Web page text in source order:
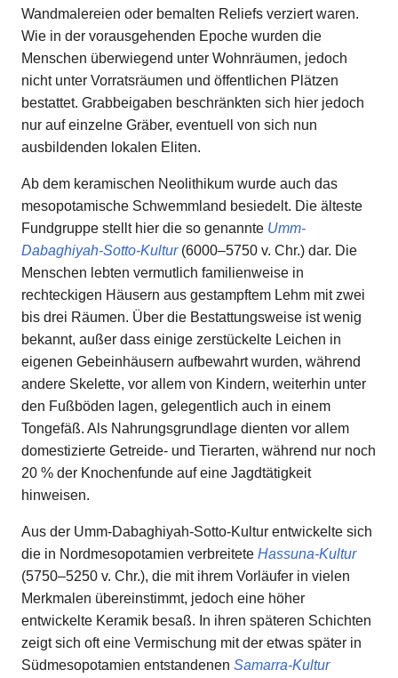
Wandmalereien oder bemalten Reliefs verziert waren.
Wie in der vorausgehenden Epoche wurden die
Menschen überwiegend unter Wohnräumen, jedoch
nicht unter Vorratsräumen und öffentlichen Plätzen
bestattet. Grabbeigaben beschränkten sich hier jedoch
nur auf einzelne Gräber, eventuell von sich nun
ausbildenden lokalen Eliten.
Ab dem keramischen Neolithikum wurde auch das
mesopotamische Schwemmland besiedelt. Die älteste
Fundgruppe stellt hier die so genannte Umm-
Dabaghiyah-Sotto-Kultur(6000–5750 v. Chr.) dar. Die
Menschen lebten vermutlich familienweise in
rechteckigen Häusern aus gestampftem Lehm mit zwei
bis drei Räumen. Über die Bestattungsweise ist wenig
bekannt, außer dass einige zerstückelte Leichen in
eigenen Gebeinhäusern aufbewahrt wurden, während
andere Skelette, vor allem von Kindern, weiterhin unter
den Fußböden lagen, gelegentlich auch in einem
Tongefäß. Als Nahrungsgrundlage dienten vor allem
domestizierte Getreide- und Tierarten, während nur noch
20 % der Knochenfunde auf eine Jagdtätigkeit
hinweisen.
Aus der Umm-Dabaghiyah-Sotto-Kultur entwickelte sich
die in Nordmesopotamien verbreitete Hassuna-Kultur
(5750–5250 v. Chr.), die mit ihrem Vorläufer in vielen
Merkmalen übereinstimmt, jedoch eine höher
entwickelte Keramik besaß. In ihren späteren Schichten
zeigt sich oft eine Vermischung mit der etwas später in
Südmesopotamien entstandenen Samarra-Kultur